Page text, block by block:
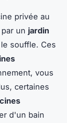
privée au
un jardin
souffle. Ces
vous
certaines
d'un bain